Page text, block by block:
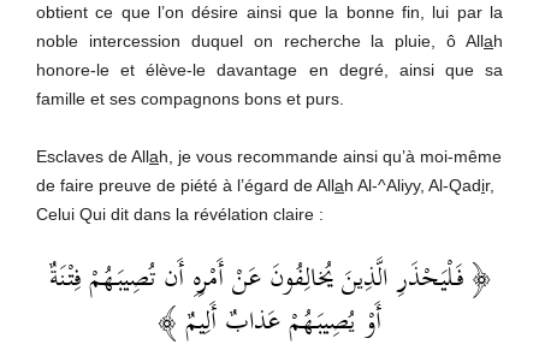
obtient ce que l’on désire ainsi que la bonne fin, lui par la
noble intercession duquel on recherche la pluie, ô Allah
honore-le et élève-le davantage en degré, ainsi que sa
famille et ses compagnons bons et purs.
Esclaves de Allah, je vous recommande ainsi qu’à moi-même
de faire preuve de piété à l’égard de Allah Al-^Aliyy, Al-Qadir,
Celui Qui dit dans la révélation claire :
﴿ فَلْيَحْذَرِ الَّذِينَ يُخالِفُونَ عَنْ أَمْرِهِ أَن تُصِيبَهُمْ فِتْنَةٌ
أَوْ يُصِيبَهُمْ عَذابٌ أَلِيمٌ ﴾